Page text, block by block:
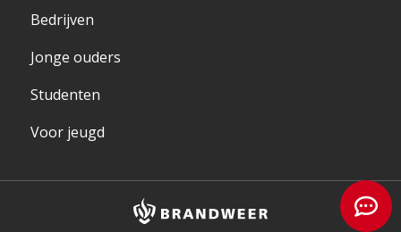
Bedrijven
Jonge ouders
Studenten
Voor jeugd
Brandweer